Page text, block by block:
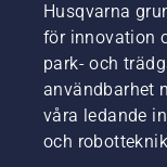
Husqvarna
för innovation
park- och
användbarhet
våra ledande
och